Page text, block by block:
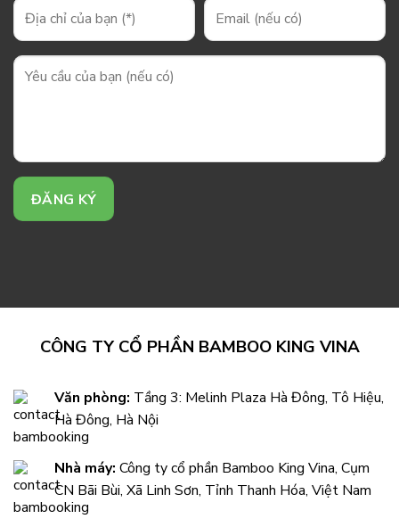
CÔNG TY CỔ PHẦN BAMBOO KING VINA
Văn phòng: Tầng 3: Melinh Plaza Hà Đông, Tô Hiệu,
Hà Đông, Hà Nội
Nhà máy: Công ty cổ phần Bamboo King Vina, Cụm
CN Bãi Bùi, Xã Linh Sơn, Tỉnh Thanh Hóa, Việt Nam